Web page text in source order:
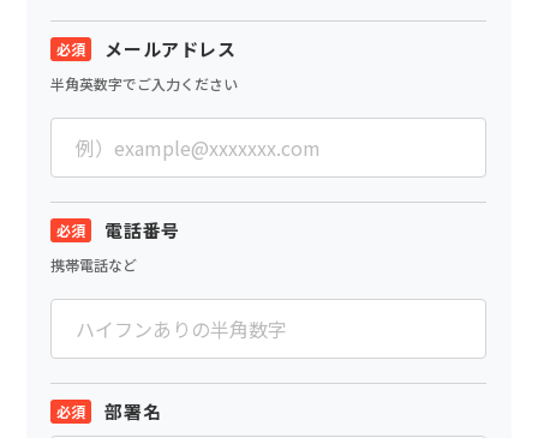
メールアドレス
半角英数字でご入力ください
電話番号
携帯電話など
部署名